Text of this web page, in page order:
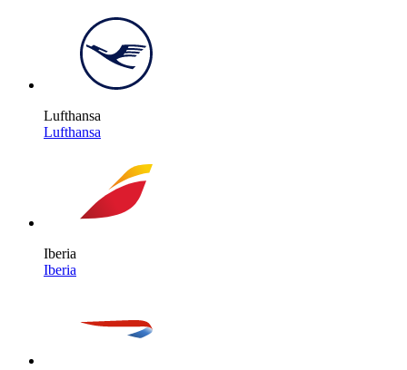
Lufthansa
Lufthansa
Iberia
Iberia